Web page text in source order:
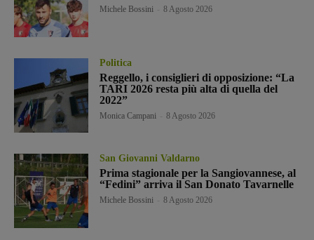
Michele Bossini 8 Agosto 2026
Politica
Reggello, i consiglieri di opposizione: “La
TARI 2026 resta più alta di quella del
2022”
Monica Campani 8 Agosto 2026
San Giovanni Valdarno
Prima stagionale per la Sangiovannese, al
“Fedini” arriva il San Donato Tavarnelle
Michele Bossini 8 Agosto 2026